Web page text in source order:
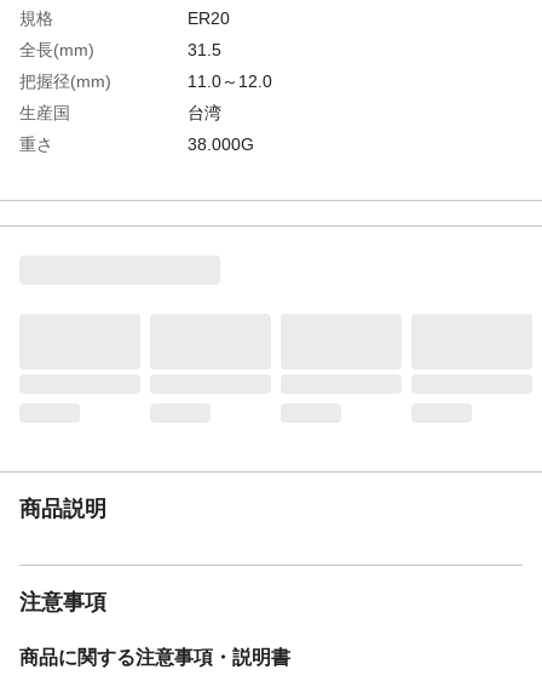
規格
ER20
全長(mm)
31.5
把握径(mm)
11.0～12.0
生産国
台湾
重さ
38.000G
商品説明
注意事項
商品に関する注意事項・説明書